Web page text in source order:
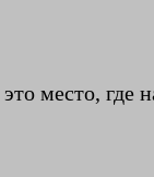
место, где